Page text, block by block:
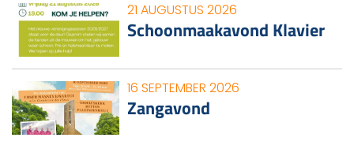
21 AUGUSTUS 2026
Schoonmaakavond Klavier
16 SEPTEMBER 2026
Zangavond